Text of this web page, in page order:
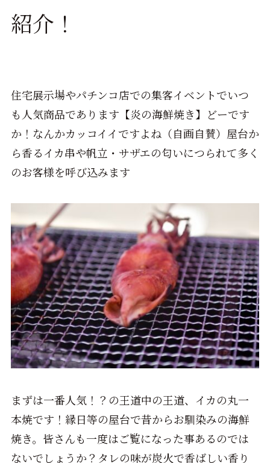
紹介！
住宅展示場やパチンコ店での集客イベントでいつ
も人気商品であります【炎の海鮮焼き】どーです
か！なんかカッコイイですよね（自画自賛）屋台か
ら香るイカ串や帆立・サザエの匂いにつられて多く
のお客様を呼び込みます
まずは一番人気！？の王道中の王道、イカの丸一
本焼です！縁日等の屋台で昔からお馴染みの海鮮
焼き。皆さんも一度はご覧になった事あるのでは
ないでしょうか？タレの味が炭火で香ばしい香り